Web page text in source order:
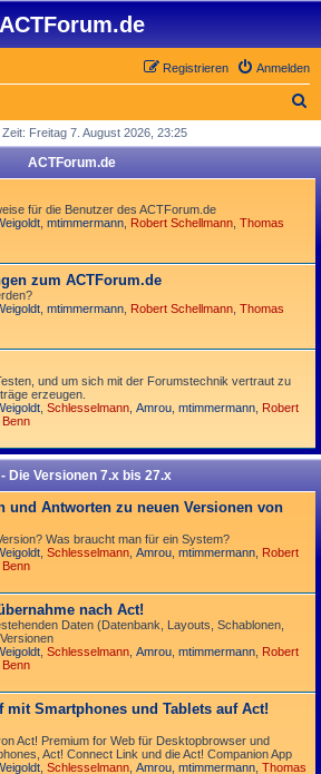
ACTForum.de
Anmelden
Registrieren
h
Freitag 7. August 2026, 23:25
ACTForum.de
für die Benutzer des ACTForum.de
mtimmermann Robert Schellmann Thomas
zum ACTForum.de
mtimmermann Robert Schellmann Thomas
und um sich mit der Forumstechnik vertraut zu
erzeugen.
Schlesselmann Amrou mtimmermann Robert
Die Versionen 7.x bis 27.x
und Antworten zu neuen Versionen von
Was braucht man für ein System?
Schlesselmann Amrou mtimmermann Robert
nach Act!
Daten (Datenbank, Layouts, Schablonen,
Schlesselmann Amrou mtimmermann Robert
mit Smart­phones und Tablets auf Act!
Act! Premium for Web für Desktop­browser und
Act! Connect Link und die Act! Companion App
Schlesselmann Amrou mtimmermann Thomas